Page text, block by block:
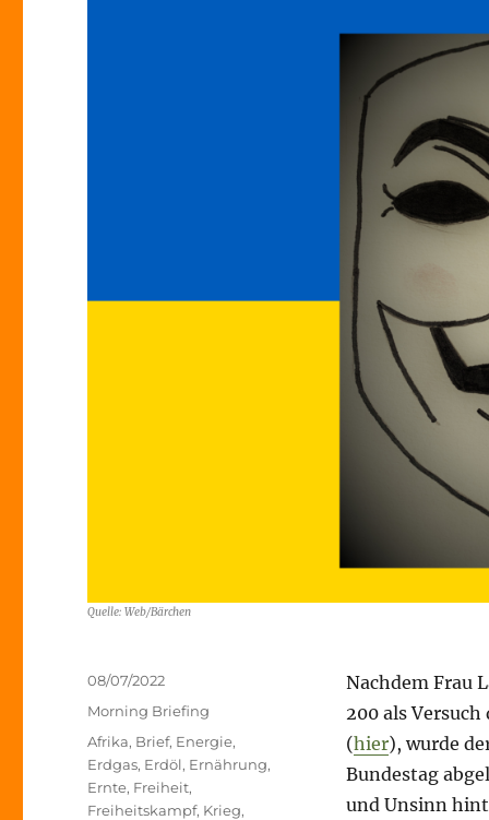
Quelle: Web/Bärchen
Nachdem Frau
200 als
(hier), wurde
Bundestag
und Unsinn
Veröffentlicht
08/07/2022
Kategorien
Morning Briefing
Schlagwörter
Afrika, Brief, Energie,
Erdgas, Erdöl, Ernährung,
Ernte, Freiheit,
Freiheitskampf, Krieg,